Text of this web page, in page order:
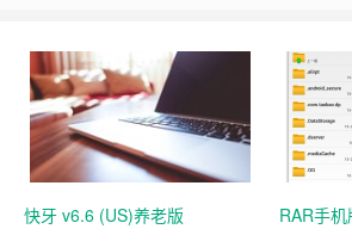
快牙 v6.6 (US)养老版
RAR手